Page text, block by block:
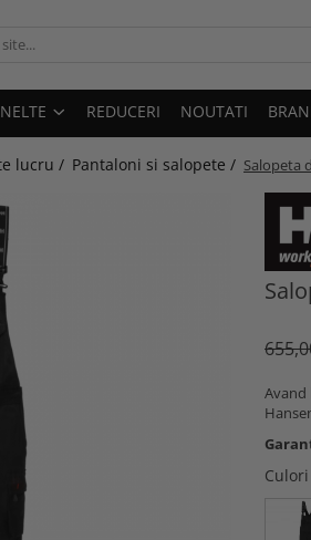
REDUCERI NOUTATI
lucru / Pantaloni si salopete / Salopeta
Avand